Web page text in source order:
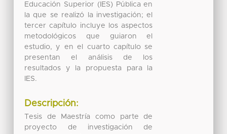
Educación Superior (IES) Pública en
la que se realizó la investigación; el
tercer capítulo incluye los aspectos
metodológicos que guiaron el
estudio, y en el cuarto capítulo se
presentan el análisis de los
resultados y la propuesta para la
IES.
Descripción:
Tesis de Maestría como parte de
proyecto de investigación de